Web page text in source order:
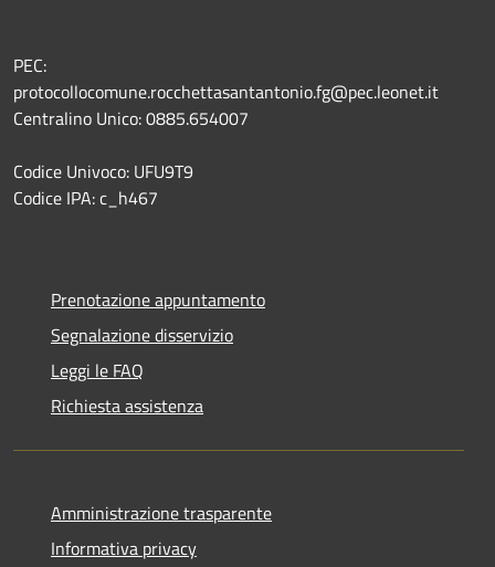
PEC:
protocollocomune.rocchettasantantonio.fg@pec.leonet.it
Centralino Unico: 0885.654007
Codice Univoco: UFU9T9
Codice IPA: c_h467
Prenotazione appuntamento
Segnalazione disservizio
Leggi le FAQ
Richiesta assistenza
Amministrazione trasparente
Informativa privacy